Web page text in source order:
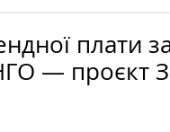
плати
— проєкт